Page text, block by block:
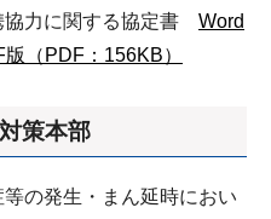
協力に関する協定書 Word
版（PDF：156KB）
策本部
の発生・まん延時におい